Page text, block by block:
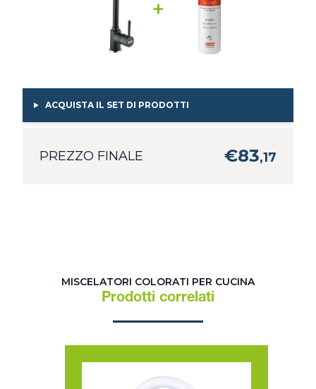
+
ACQUISTA IL SET DI PRODOTTI
PREZZO FINALE €83,17
MISCELATORI COLORATI PER CUCINA
Prodotti correlati